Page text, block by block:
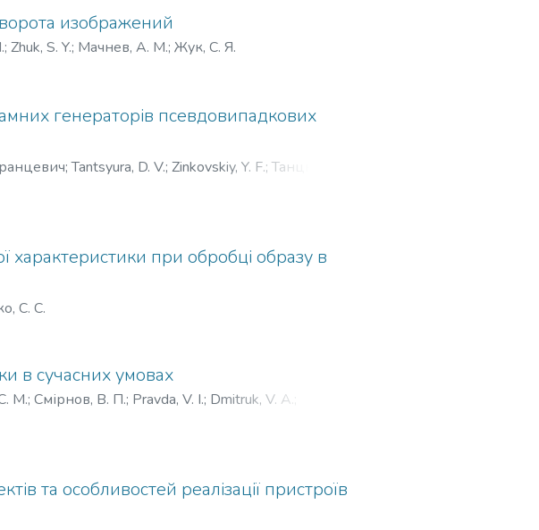
изображений
; Zhuk, S. Y.; Мачнев, А. М.; Жук, С. Я.
генераторів псевдовипадкових
;Tantsyura, D. V.; Zinkovskiy, Y. F.; Танцюра,
характеристики при обробці образу в
С. С.
в сучасних умовах
М.; Смірнов, В. П.; Pravda, V. I.; Dmitruk, V. A.
та особливостей реалізації пристроїв